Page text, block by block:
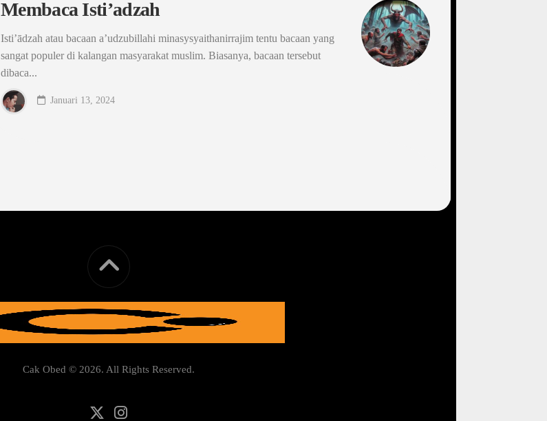
Membaca Isti’adzah
Isti’ādzah atau bacaan a’udzubillahi minasysyaithanirrajim tentu bacaan yang
sangat populer di kalangan masyarakat muslim. Biasanya, bacaan tersebut
dibaca...
Januari 13, 2024
Cak Obed © 2026. All Rights Reserved.